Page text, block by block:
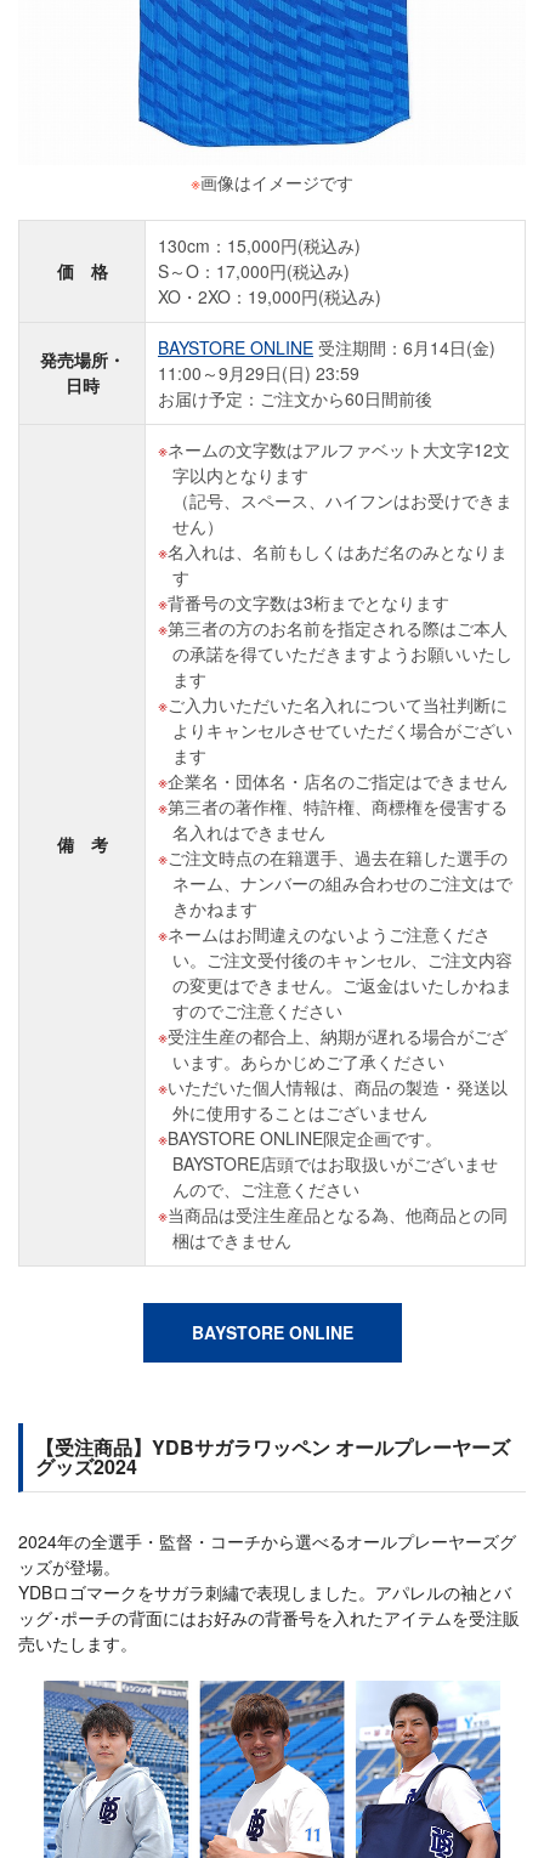
※画像はイメージです
価 格
130cm：15,000円(税込み)
S～O：17,000円(税込み)
XO・2XO：19,000円(税込み)
発売場所・
日時
BAYSTORE ONLINE 受注期間：6月14日(金)
11:00～9月29日(日) 23:59
お届け予定：ご注文から60日間前後
備 考
ネームの文字数はアルファベット大文字12文
字以内となります
（記号、スペース、ハイフンはお受けできま
せん）
名入れは、名前もしくはあだ名のみとなりま
す
背番号の文字数は3桁までとなります
第三者の方のお名前を指定される際はご本人
の承諾を得ていただきますようお願いいたし
ます
ご入力いただいた名入れについて当社判断に
よりキャンセルさせていただく場合がござい
ます
企業名・団体名・店名のご指定はできません
第三者の著作権、特許権、商標権を侵害する
名入れはできません
ご注文時点の在籍選手、過去在籍した選手の
ネーム、ナンバーの組み合わせのご注文はで
きかねます
ネームはお間違えのないようご注意くださ
い。ご注文受付後のキャンセル、ご注文内容
の変更はできません。ご返金はいたしかねま
すのでご注意ください
受注生産の都合上、納期が遅れる場合がござ
います。あらかじめご了承ください
いただいた個人情報は、商品の製造・発送以
外に使用することはございません
BAYSTORE ONLINE限定企画です。
BAYSTORE店頭ではお取扱いがございませ
んので、ご注意ください
当商品は受注生産品となる為、他商品との同
梱はできません
BAYSTORE ONLINE
【受注商品】YDBサガラワッペン オールプレーヤーズ
グッズ2024
2024年の全選手・監督・コーチから選べるオールプレーヤーズグ
ッズが登場。
YDBロゴマークをサガラ刺繡で表現しました。アパレルの袖とバ
ッグ･ポーチの背面にはお好みの背番号を入れたアイテムを受注販
売いたします。